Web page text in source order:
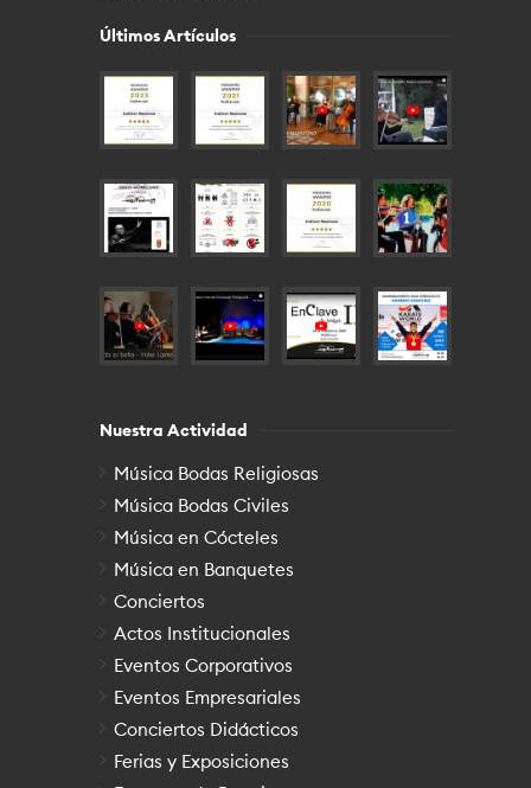
Últimos Artículos
Nuestra Actividad
Música Bodas Religiosas
Música Bodas Civiles
Música en Cócteles
Música en Banquetes
Conciertos
Actos Institucionales
Eventos Corporativos
Eventos Empresariales
Conciertos Didácticos
Ferias y Exposiciones